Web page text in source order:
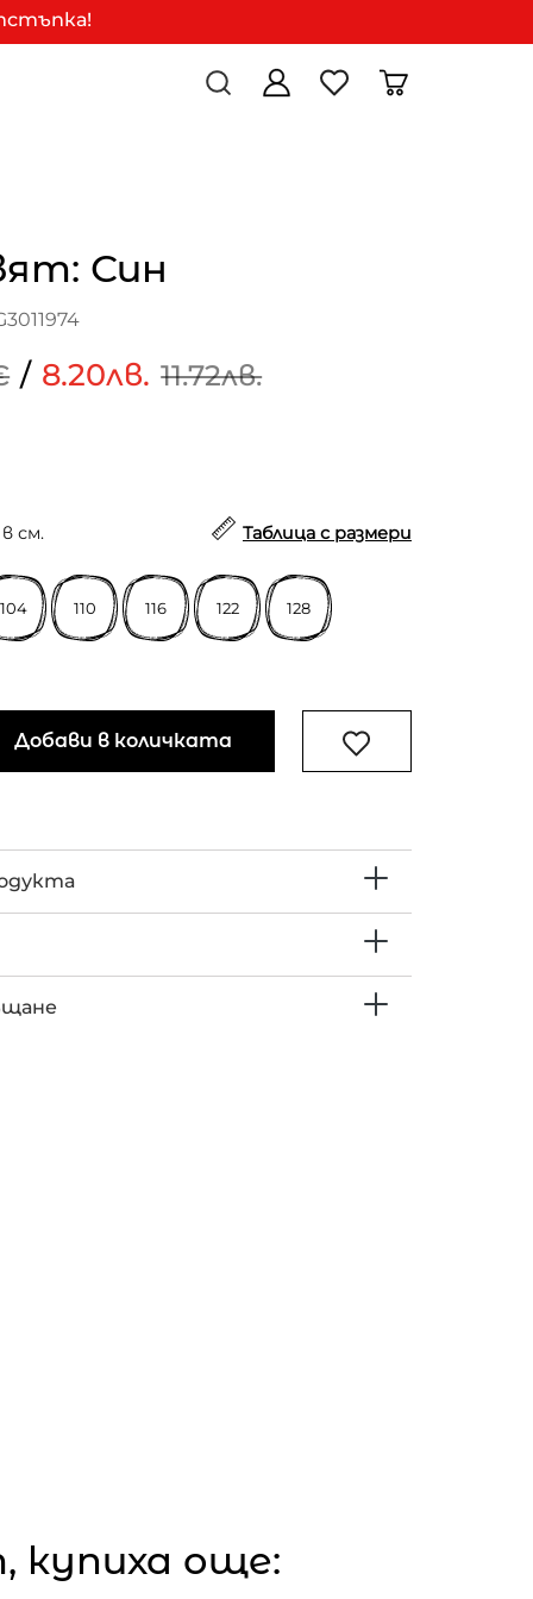
Син
/ 8.20лв. 11.72лв.
см. Таблица с размери
104 110 116 122 128
Добави в количката
купиха още: